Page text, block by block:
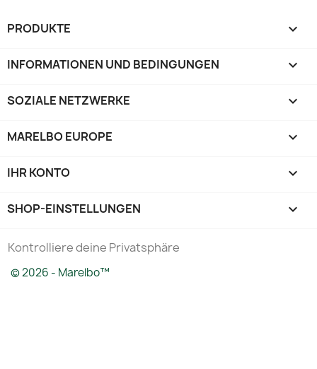
PRODUKTE 
INFORMATIONEN UND BEDINGUNGEN 
SOZIALE NETZWERKE 
MARELBO EUROPE 
IHR KONTO 
SHOP-EINSTELLUNGEN keyboard_arrow_down
Kontrolliere deine Privatsphäre
© 2026 - Marelbo™